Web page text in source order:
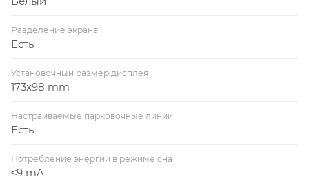
Разделение экрана
Есть
Установочный размер дисплея
173x98 mm
Настраиваемые парковочные линии
Есть
Потребление энергии в режиме сна
≤9 mA